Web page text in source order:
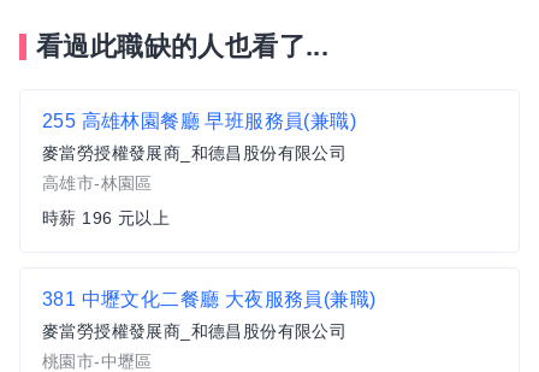
看過此職缺的人也看了...
255 高雄林園餐廳 早班服務員(兼職)
麥當勞授權發展商_和德昌股份有限公司
高雄市-林園區
時薪 196 元以上
381 中壢文化二餐廳 大夜服務員(兼職)
麥當勞授權發展商_和德昌股份有限公司
桃園市-中壢區